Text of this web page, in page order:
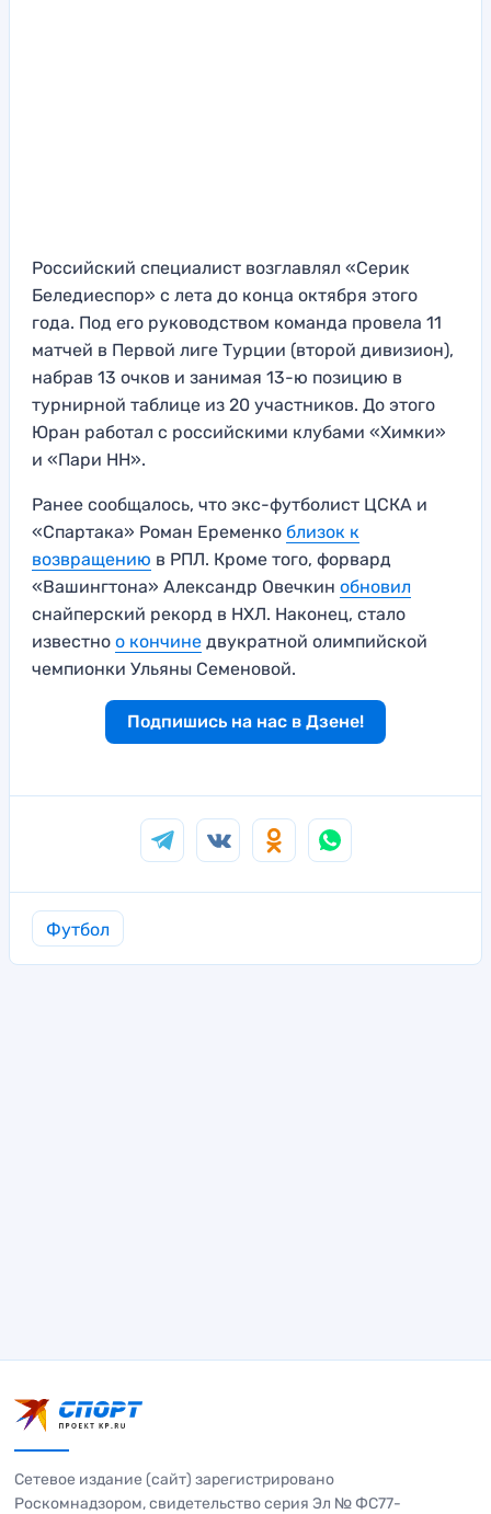
Российский специалист возглавлял «Серик
Беледиеспор» с лета до конца октября этого
года. Под его руководством команда провела 11
матчей в Первой лиге Турции (второй дивизион),
набрав 13 очков и занимая 13-ю позицию в
турнирной таблице из 20 участников. До этого
Юран работал с российскими клубами «Химки»
и «Пари НН».
Ранее сообщалось, что экс-футболист ЦСКА и
«Спартака» Роман Еременко близок к
возвращению в РПЛ. Кроме того, форвард
«Вашингтона» Александр Овечкин обновил
снайперский рекорд в НХЛ. Наконец, стало
известно о кончине двукратной олимпийской
чемпионки Ульяны Семеновой.
Подпишись на нас в Дзене!
Футбол
Сетевое издание (сайт) зарегистрировано
Роскомнадзором, свидетельство серия Эл № ФС77-